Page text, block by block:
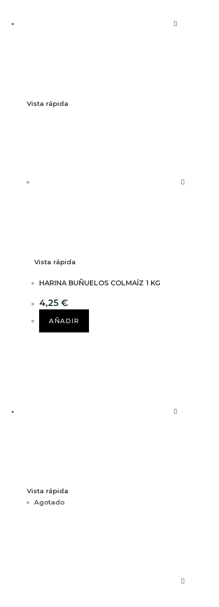
Vista rápida
Vista rápida
HARINA BUÑUELOS COLMAÍZ 1 KG
4,25 €
AÑADIR
Vista rápida
Agotado